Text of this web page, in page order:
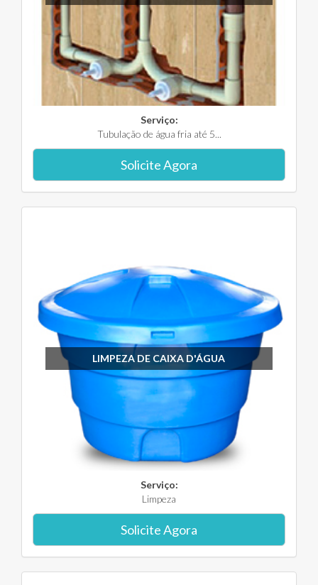
Serviço:
Tubulação de água fria até 5...
Solicite Agora
LIMPEZA DE CAIXA D'ÁGUA
Serviço:
Limpeza
Solicite Agora